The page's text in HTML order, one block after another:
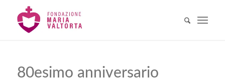
80esimo anniversario